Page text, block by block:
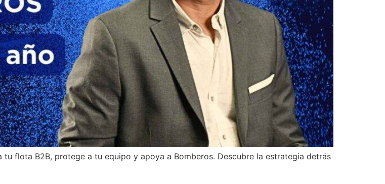
tu flota B2B, protege a tu equipo y apoya a Bomberos. Descubre la estrategia detrás